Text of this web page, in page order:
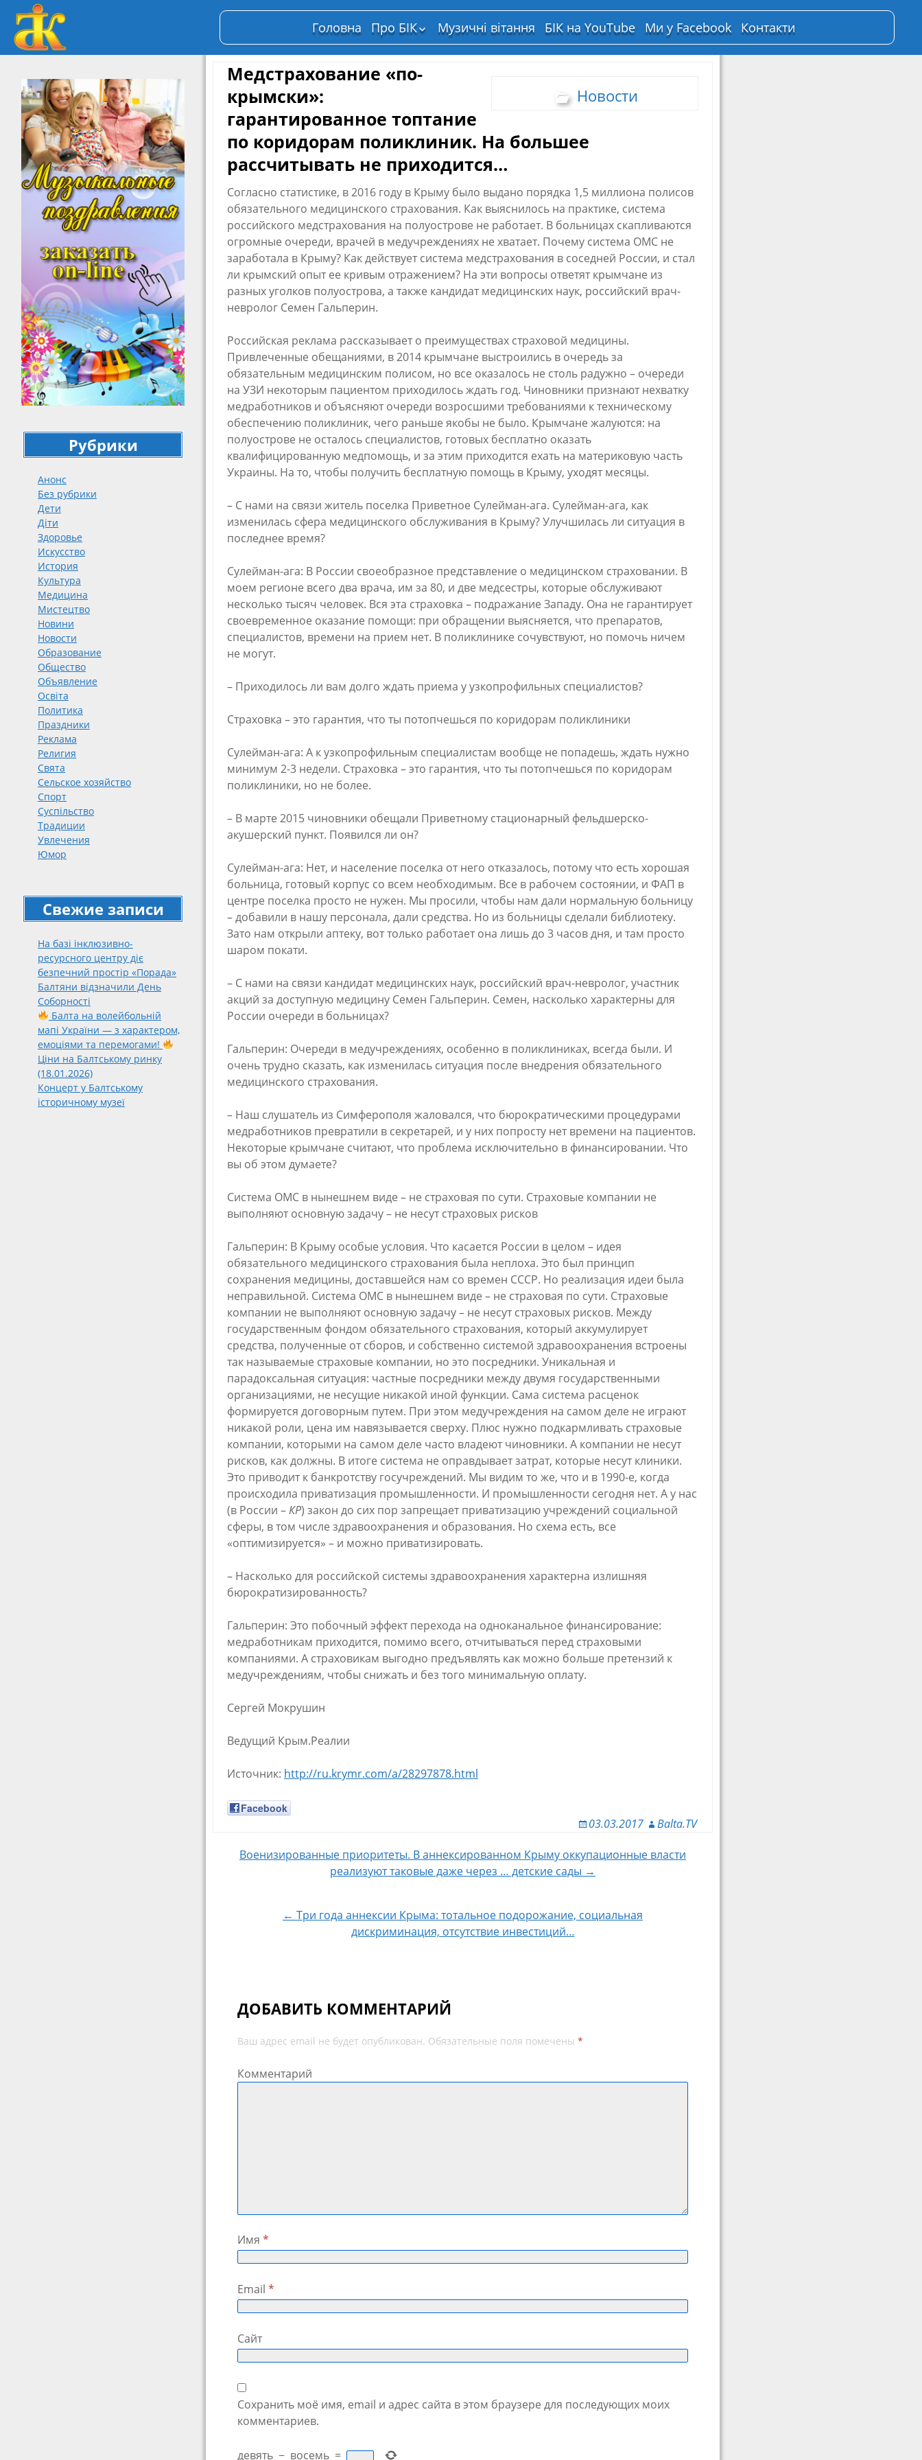
Головна
Про БІК
Структура власності
Музичні вітання БІК на YouTube Ми у Facebook Контакти
Рубрики
Анонс
Без рубрики
Дети
Діти
Здоровье
Искусство
История
Культура
Медицина
Мистецтво
Новини
Новости
Образование
Общество
Объявление
Освіта
Политика
Праздники
Реклама
Религия
Свята
Сельское хозяйство
Спорт
Суспільство
Традиции
Увлечения
Юмор
Свежие записи
На базі інклюзивно-
ресурсного центру діє
безпечний простір «Порада»
Балтяни відзначили День
Соборності
Балта на волейбольній
мапі України — з характером,
емоціями та перемогами!
Ціни на Балтському ринку
(18.01.2026)
Концерт у Балтському
історичному музеї
Новости
Медстрахование «по-
крымски»:
гарантированное топтание
по коридорам поликлиник. На большее
рассчитывать не приходится…
Согласно статистике, в 2016 году в Крыму было выдано порядка 1,5 миллиона полисов
обязательного медицинского страхования. Как выяснилось на практике, система
российского медстрахования на полуострове не работает. В больницах скапливаются
огромные очереди, врачей в медучреждениях не хватает. Почему система ОМС не
заработала в Крыму? Как действует система медстрахования в соседней России, и стал
ли крымский опыт ее кривым отражением? На эти вопросы ответят крымчане из
разных уголков полуострова, а также кандидат медицинских наук, российский врач-
невролог Семен Гальперин.
Российская реклама рассказывает о преимуществах страховой медицины.
Привлеченные обещаниями, в 2014 крымчане выстроились в очередь за
обязательным медицинским полисом, но все оказалось не столь радужно – очереди
на УЗИ некоторым пациентом приходилось ждать год. Чиновники признают нехватку
медработников и объясняют очереди возросшими требованиями к техническому
обеспечению поликлиник, чего раньше якобы не было. Крымчане жалуются: на
полуострове не осталось специалистов, готовых бесплатно оказать
квалифицированную медпомощь, и за этим приходится ехать на материковую часть
Украины. На то, чтобы получить бесплатную помощь в Крыму, уходят месяцы.
– С нами на связи житель поселка Приветное Сулейман-ага. Сулейман-ага, как
изменилась сфера медицинского обслуживания в Крыму? Улучшилась ли ситуация в
последнее время?
Сулейман-ага: В России своеобразное представление о медицинском страховании. В
моем регионе всего два врача, им за 80, и две медсестры, которые обслуживают
несколько тысяч человек. Вся эта страховка – подражание Западу. Она не гарантирует
своевременное оказание помощи: при обращении выясняется, что препаратов,
специалистов, времени на прием нет. В поликлинике сочувствуют, но помочь ничем
не могут.
– Приходилось ли вам долго ждать приема у узкопрофильных специалистов?
Страховка – это гарантия, что ты потопчешься по коридорам поликлиники
​Сулейман-ага: А к узкопрофильным специалистам вообще не попадешь, ждать нужно
минимум 2-3 недели. Страховка – это гарантия, что ты потопчешься по коридорам
поликлиники, но не более.
– В марте 2015 чиновники обещали Приветному стационарный фельдшерско-
акушерский пункт. Появился ли он?
Сулейман-ага: Нет, и население поселка от него отказалось, потому что есть хорошая
больница, готовый корпус со всем необходимым. Все в рабочем состоянии, и ФАП в
центре поселка просто не нужен. Мы просили, чтобы нам дали нормальную больницу
– добавили в нашу персонала, дали средства. Но из больницы сделали библиотеку.
Зато нам открыли аптеку, вот только работает она лишь до 3 часов дня, и там просто
шаром покати.
– С нами на связи кандидат медицинских наук, российский врач-невролог, участник
акций за доступную медицину Семен Гальперин. Семен, насколько характерны для
России очереди в больницах?
Гальперин: Очереди в медучреждениях, особенно в поликлиниках, всегда были. И
очень трудно сказать, как изменилась ситуация после внедрения обязательного
медицинского страхования.
– Наш слушатель из Симферополя жаловался, что бюрократическими процедурами
медработников превратили в секретарей, и у них попросту нет времени на пациентов.
Некоторые крымчане считают, что проблема исключительно в финансировании. Что
вы об этом думаете?
Система ОМС в нынешнем виде – не страховая по сути. Страховые компании не
выполняют основную задачу – не несут страховых рисков
​Гальперин: В Крыму особые условия. Что касается России в целом – идея
обязательного медицинского страхования была неплоха. Это был принцип
сохранения медицины, доставшейся нам со времен СССР. Но реализация идеи была
неправильной. Система ОМС в нынешнем виде – не страховая по сути. Страховые
компании не выполняют основную задачу – не несут страховых рисков. Между
государственным фондом обязательного страхования, который аккумулирует
средства, полученные от сборов, и собственно системой здравоохранения встроены
так называемые страховые компании, но это посредники. Уникальная и
парадоксальная ситуация: частные посредники между двумя государственными
организациями, не несущие никакой иной функции. Сама система расценок
формируется договорным путем. При этом медучреждения на самом деле не играют
никакой роли, цена им навязывается сверху. Плюс нужно подкармливать страховые
компании, которыми на самом деле часто владеют чиновники. А компании не несут
рисков, как должны. В итоге система не оправдывает затрат, которые несут клиники.
Это приводит к банкротству госучреждений. Мы видим то же, что и в 1990-е, когда
происходила приватизация промышленности. И промышленности сегодня нет. А у нас
(в России –КР) закон до сих пор запрещает приватизацию учреждений социальной
сферы, в том числе здравоохранения и образования. Но схема есть, все
«оптимизируется» – и можно приватизировать.
– Насколько для российской системы здравоохранения характерна излишняя
бюрократизированность?
Гальперин: Это побочный эффект перехода на одноканальное финансирование:
медработникам приходится, помимо всего, отчитываться перед страховыми
компаниями. А страховикам выгодно предъявлять как можно больше претензий к
медучреждениям, чтобы снижать и без того минимальную оплату.
Сергей Мокрушин
Ведущий Крым.Реалии
Источник: http://ru.krymr.com/a/28297878.html
Facebook
03.03.2017 Balta.TV
Навигация по записям
Военизированные приоритеты. В аннексированном Крыму оккупационные власти
реализуют таковые даже через … детские сады →
← Три года аннексии Крыма: тотальное подорожание, социальная
дискриминация, отсутствие инвестиций…
ДОБАВИТЬ КОММЕНТАРИЙ
Ваш адрес email не будет опубликован. Обязательные поля помечены*
Комментарий
Имя*
Email*
Сайт
Сохранить моё имя, email и адрес сайта в этом браузере для последующих моих
комментариев.
девять − восемь =